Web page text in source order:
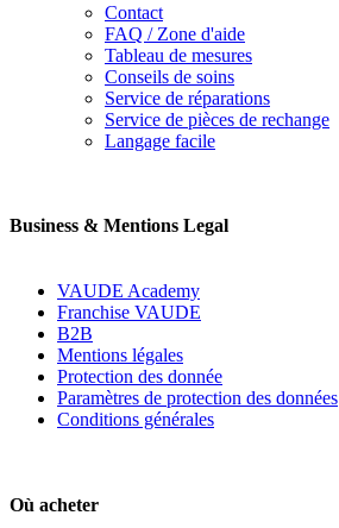
Contact
FAQ / Zone d'aide
Tableau de mesures
Conseils de soins
Service de réparations
Service de pièces de rechange
Langage facile
Business & Mentions Legal
VAUDE Academy
Franchise VAUDE
B2B
Mentions légales
Protection des donnée
Paramètres de protection des données
Conditions générales
Où acheter